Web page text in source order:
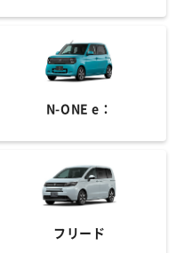
N-ONE e：
フリード